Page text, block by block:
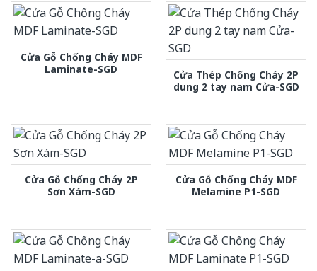
Cửa Gỗ Chống Cháy MDF
Laminate-SGD
Cửa Thép Chống Cháy 2P
dung 2 tay nam Cửa-SGD
Cửa Gỗ Chống Cháy 2P
Sơn Xám-SGD
Cửa Gỗ Chống Cháy MDF
Melamine P1-SGD